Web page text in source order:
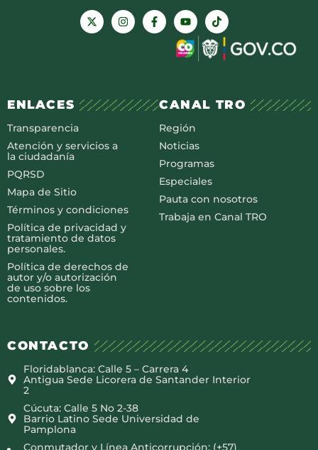
ENLACES
Transparencia
Atención y servicios a
la ciudadanía
PQRSD
Mapa de Sitio
Términos y condiciones
Política de privacidad y
tratamiento de datos
personales.
Política de derechos de
autor y/o autorización
de uso sobre los
contenidos.
CANAL TRO
Región
Noticias
Programas
Especiales
Pauta con nosotros
Trabaja en Canal TRO
CONTACTO
Floridablanca: Calle 5 – Carrera 4
Antigua Sede Licorera de Santander Interior
2
Cúcuta: Calle 5 No 2-38
Barrio Latino Sede Universidad de
Pamplona
Conmutador y Línea Anticorrupción: (+57)